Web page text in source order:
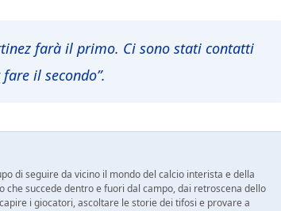
farà il primo. Ci sono stati contatti
il secondo”.
di seguire da vicino il mondo del calcio interista e della
succede dentro e fuori dal campo, dai retroscena dello
i giocatori, ascoltare le storie dei tifosi e provare a